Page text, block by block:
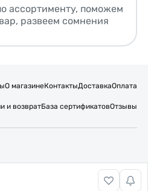
ассортименту, поможем
развеем сомнения
О магазинеКонтактыДоставкаОплата
и возвратБаза сертификатовОтзывы